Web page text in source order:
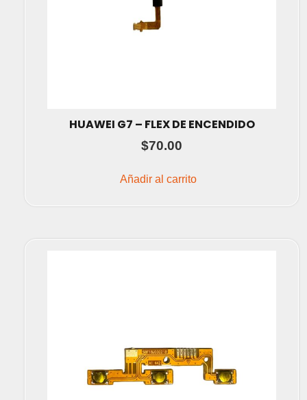
HUAWEI G7 – FLEX DE ENCENDIDO
$70.00
Añadir al carrito